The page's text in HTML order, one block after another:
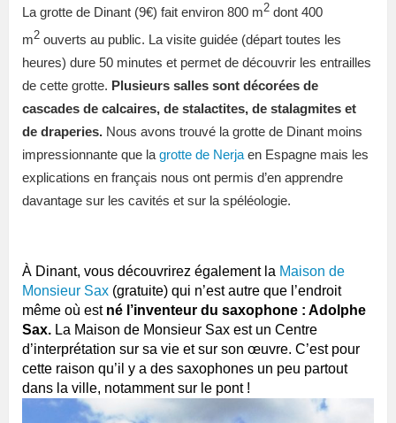
La grotte de Dinant (9€) fait environ 800 m2 dont 400
m2 ouverts au public. La visite guidée (départ toutes les
heures) dure 50 minutes et permet de découvrir les entrailles
de cette grotte. Plusieurs salles sont décorées de
cascades de calcaires, de stalactites, de stalagmites et
de draperies. Nous avons trouvé la grotte de Dinant moins
impressionnante que la grotte de Nerja en Espagne mais les
explications en français nous ont permis d’en apprendre
davantage sur les cavités et sur la spéléologie.
À Dinant, vous découvrirez également la Maison de
Monsieur Sax (gratuite) qui n’est autre que l’endroit
même où est né l’inventeur du saxophone : Adolphe
Sax. La Maison de Monsieur Sax est un Centre
d’interprétation sur sa vie et sur son œuvre. C’est pour
cette raison qu’il y a des saxophones un peu partout
dans la ville, notamment sur le pont !